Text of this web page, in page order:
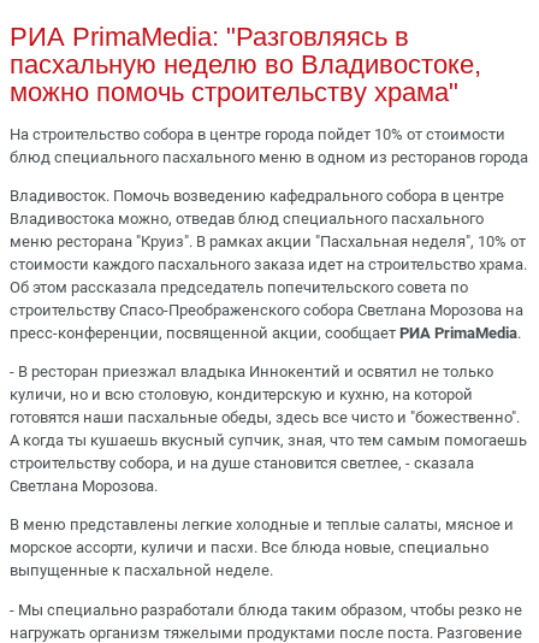
РИА PrimaMedia: "Разговляясь в
пасхальную неделю во Владивостоке,
можно помочь строительству храма"
На строительство собора в центре города пойдет 10% от стоимости
блюд специального пасхального меню в одном из ресторанов города
Владивосток. Помочь возведению кафедрального собора в центре
Владивостока можно, отведав блюд специального пасхального
меню ресторана "Круиз". В рамках акции "Пасхальная неделя", 10% от
стоимости каждого пасхального заказа идет на строительство храма.
Об этом рассказала председатель попечительского совета по
строительству Спасо-Преображенского собора Светлана Морозова на
пресс-конференции, посвященной акции, сообщает РИА PrimaMedia.
- В ресторан приезжал владыка Иннокентий и освятил не только
куличи, но и всю столовую, кондитерскую и кухню, на которой
готовятся наши пасхальные обеды, здесь все чисто и "божественно".
А когда ты кушаешь вкусный супчик, зная, что тем самым помогаешь
строительству собора, и на душе становится светлее, - сказала
Светлана Морозова.
В меню представлены легкие холодные и теплые салаты, мясное и
морское ассорти, куличи и пасхи. Все блюда новые, специально
выпущенные к пасхальной неделе.
- Мы специально разработали блюда таким образом, чтобы резко не
нагружать организм тяжелыми продуктами после поста. Разговение